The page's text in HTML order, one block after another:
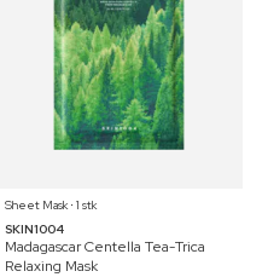
Sheet Mask ⋅ 1 stk
SKIN1004
Madagascar Centella Tea-Trica
Relaxing Mask